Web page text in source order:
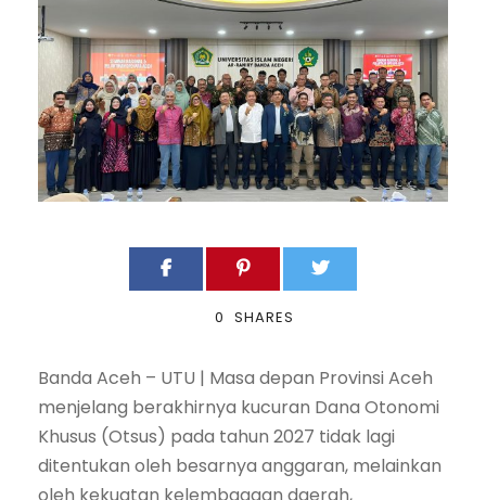
0 SHARES
Banda Aceh – UTU | Masa depan Provinsi Aceh
menjelang berakhirnya kucuran Dana Otonomi
Khusus (Otsus) pada tahun 2027 tidak lagi
ditentukan oleh besarnya anggaran, melainkan
oleh kekuatan kelembagaan daerah,